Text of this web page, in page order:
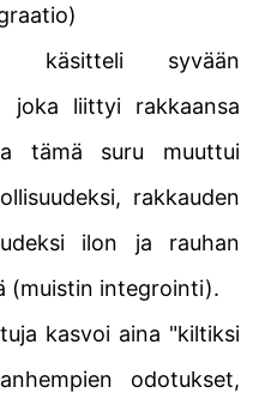
käsitteli syvään
joka liittyi rakkaansa
tämä suru muuttui
rakkauden
ilon ja rauhan
(muistin integrointi).
kasvoi aina "kiltiksi
odotukset,